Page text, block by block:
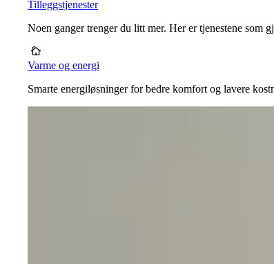
Tilleggstjenester
Noen ganger trenger du litt mer. Her er tjenestene som
Varme og energi
Smarte energiløsninger for bedre komfort og lavere